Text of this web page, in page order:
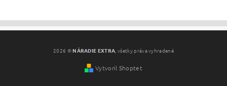
2026 ©NÁRADIE EXTRA, všetky práva vyhradené
Vytvoril Shoptet